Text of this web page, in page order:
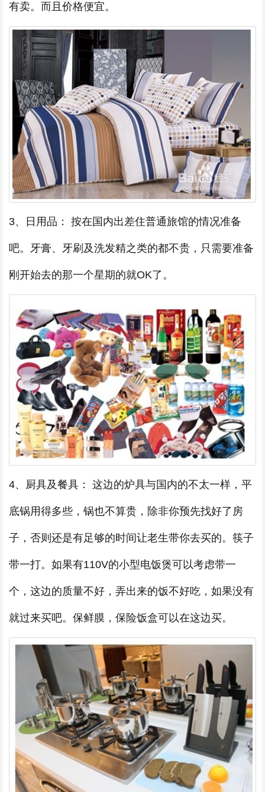
有卖。而且价格便宜。
3、日用品： 按在国内出差住普通旅馆的情况准备
吧。牙膏、牙刷及洗发精之类的都不贵，只需要准备
刚开始去的那一个星期的就OK了。
4、厨具及餐具： 这边的炉具与国内的不太一样，平
底锅用得多些，锅也不算贵，除非你预先找好了房
子，否则还是有足够的时间让老生带你去买的。筷子
带一打。如果有110V的小型电饭煲可以考虑带一
个，这边的质量不好，弄出来的饭不好吃，如果没有
就过来买吧。保鲜膜，保险饭盒可以在这边买。